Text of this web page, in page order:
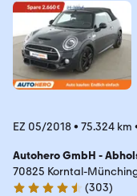
EZ 05/2018• 75.324 km
Autohero GmbH -
70825 Korntal-
(303)